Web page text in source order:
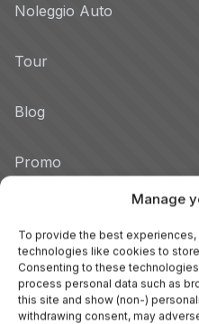
Manage
To provide the best experiences,
technologies like cookies to
Consenting to these
process personal data such as
this site and show (non-)
withdrawing consent, may
Noleggio Auto
Tour
Blog
Promo
Veneto
Tuscany